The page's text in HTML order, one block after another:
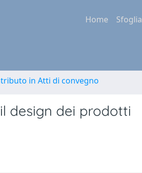
Home Sfoglia
in Atti di convegno
design dei prodotti